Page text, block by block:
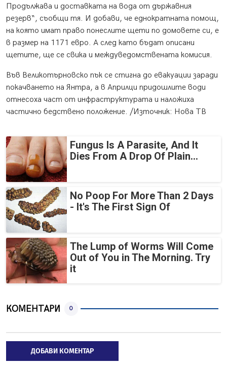
Продължава и доставката на вода от държавния
резерв“, съобщи тя. И добави, че еднократната помощ,
на която имат право понеслите щети по домовете си, е
в размер на 1171 евро. А след като бъдат описани
щетите, ще се свика и междуведомствената комисия.
Във Великотърновско пък се стигна до евакуации заради
покачването на Янтра, а в Априлци придошлите води
отнесоха част от инфраструктурата и наложиха
частично бедствено положение. /Източник: Нова ТВ
Fungus Is A Parasite, And It
Dies From A Drop Of Plain...
No Poop For More Than 2 Days
- It's The First Sign Of
The Lump of Worms Will Come
Out of You in The Morning. Try
it
КОМЕНТАРИ 0
ДОБАВИ КОМЕНТАР